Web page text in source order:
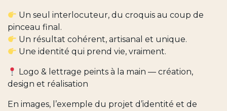
Un seul interlocuteur, du croquis au coup de
pinceau final.
Un résultat cohérent, artisanal et unique.
Une identité qui prend vie, vraiment.
Logo & lettrage peints à la main — création,
design et réalisation
En images, l’exemple du projet d’identité et de